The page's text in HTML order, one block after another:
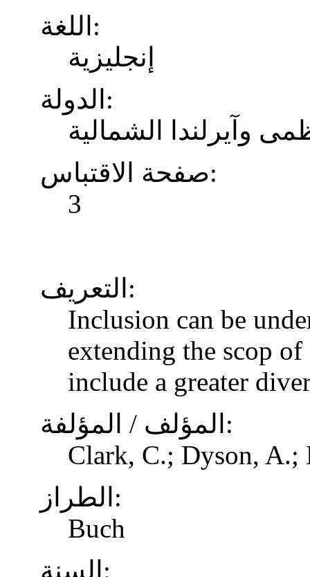
اللغة:
إنجليزية
الدولة:
وآيرلندا الشمالية
صفحة الاقتباس:
3
التعريف:
Inclusion can be
extending the scop
include a greater
المؤلف / المؤلفة:
Clark, C.; Dyson,
الطراز:
Buch
السنة: